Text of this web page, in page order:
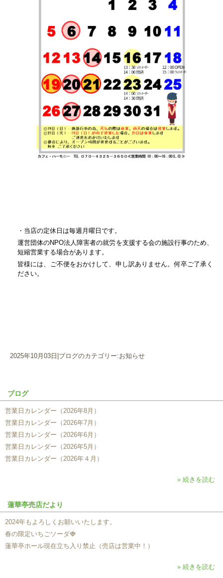
・当店の定休日は毎週月曜日です。
運営団体のNPO法人障害者の就労を支援する会の施設行事のため、
短縮営業する場合があります。
皆様には、ご不便をおかけして、申し訳ありません。何卒ご了承く
ださい。
2025年10月03日 ブログのカテゴリー:お知らせ
ブログ
営業日カレンダー（2026年8月）
営業日カレンダー（2026年7月）
営業日カレンダー（2026年6月）
営業日カレンダー（2026年5月）
営業日カレンダー（2026年４月）
» 続きを読む
蓮華亭売店だより
2024年もよろしくお願いいたします。
春の限定いちごソーダ🍓
蓮華亭ホール現在立ち入り禁止（売店は営業中！）
» 続きを読む